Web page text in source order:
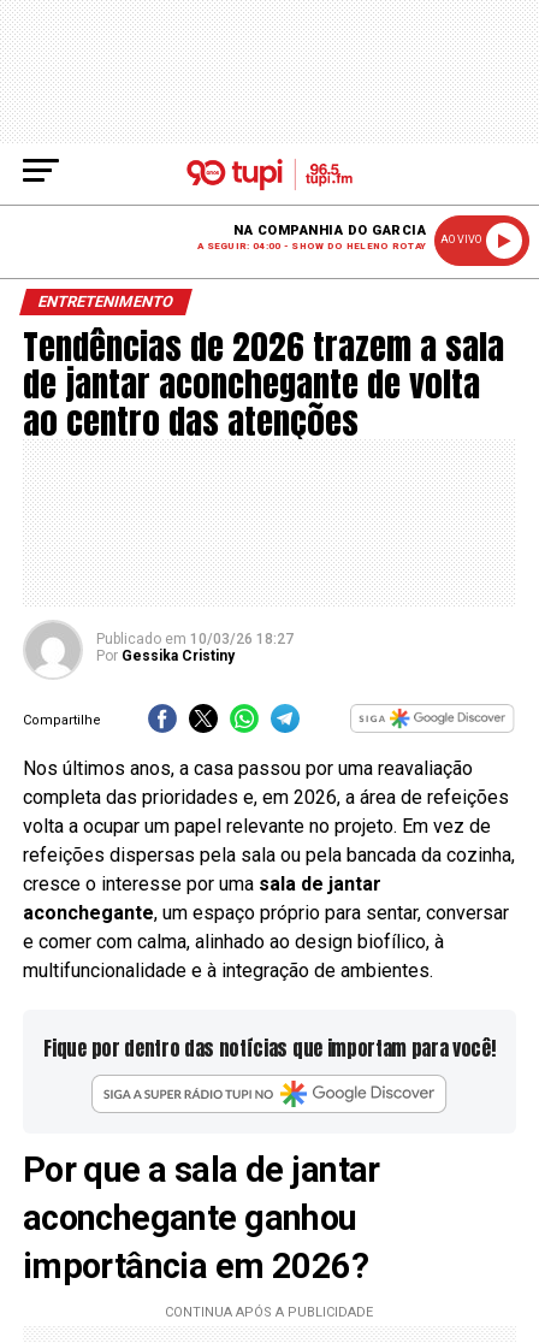
NA COMPANHIA DO GARCIA
A SEGUIR: 04:00 - SHOW DO HELENO ROTAY
AO VIVO
ENTRETENIMENTO
Tendências de 2026 trazem a sala
de jantar aconchegante de volta
ao centro das atenções
Publicado em 10/03/26 18:27
Por Gessika Cristiny
Compartilhe
Nos últimos anos, a casa passou por uma reavaliação
completa das prioridades e, em 2026, a área de refeições
volta a ocupar um papel relevante no projeto. Em vez de
refeições dispersas pela sala ou pela bancada da cozinha,
cresce o interesse por uma sala de jantar
aconchegante, um espaço próprio para sentar, conversar
e comer com calma, alinhado ao design biofílico, à
multifuncionalidade e à integração de ambientes.
Fique por dentro das notícias que importam para você!
Por que a sala de jantar
aconchegante ganhou
importância em 2026?